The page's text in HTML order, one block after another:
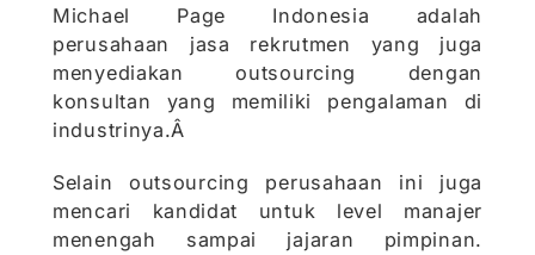
Michael Page Indonesia adalah
perusahaan jasa rekrutmen yang juga
menyediakan outsourcing dengan
konsultan yang memiliki pengalaman di
industrinya.Â
Selain outsourcing perusahaan ini juga
mencari kandidat untuk level manajer
menengah sampai jajaran pimpinan.